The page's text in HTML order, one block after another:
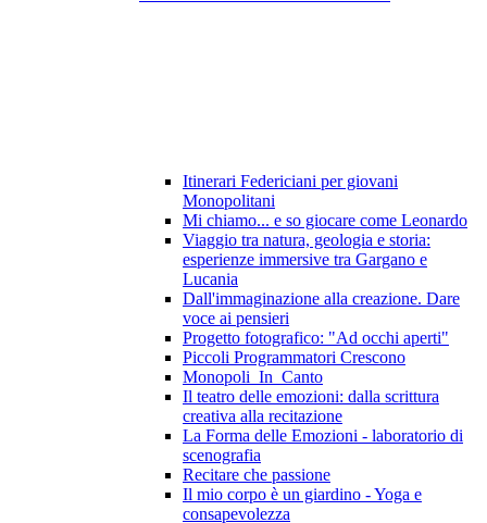
Itinerari Federiciani per giovani
Monopolitani
Mi chiamo... e so giocare come Leonardo
Viaggio tra natura, geologia e storia:
esperienze immersive tra Gargano e
Lucania
Dall'immaginazione alla creazione. Dare
voce ai pensieri
Progetto fotografico: "Ad occhi aperti"
Piccoli Programmatori Crescono
Monopoli_In_Canto
Il teatro delle emozioni: dalla scrittura
creativa alla recitazione
La Forma delle Emozioni - laboratorio di
scenografia
Recitare che passione
Il mio corpo è un giardino - Yoga e
consapevolezza